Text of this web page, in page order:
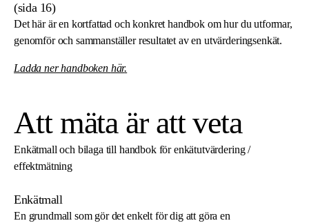
(sida 16)
Det här är en kortfattad och konkret handbok om hur du utformar,
genomför och sammanställer resultatet av en utvärderingsenkät.
Ladda ner handboken här.
Att mäta är att veta
Enkätmall och bilaga till handbok för enkätutvärdering /
effektmätning
Enkätmall
En grundmall som gör det enkelt för dig att göra en